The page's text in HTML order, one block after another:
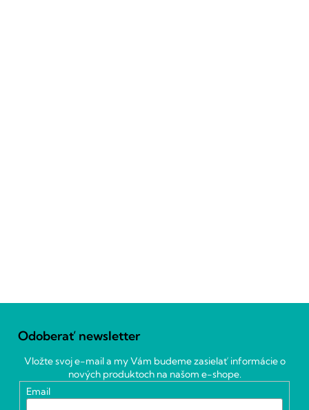
Odoberať newsletter
Vložte svoj e-mail a my Vám budeme zasielať informácie o
nových produktoch na našom e-shope.
Email